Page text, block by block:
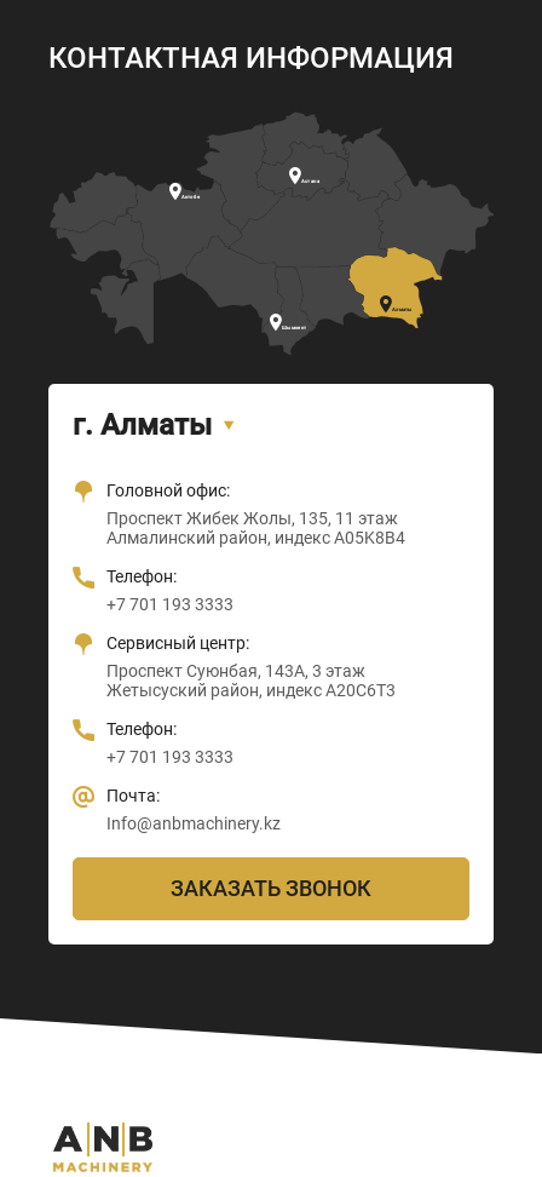
КОНТАКТНАЯ ИНФОРМАЦИЯ
Алматы
Астана
Шымкент
Актобе
г. Алматы
Головной офис:
Проспект Жибек Жолы, 135, 11 этаж
Алмалинский район, индекс A05K8B4
Телефон:
+7 701 193 3333
Сервисный центр:
Проспект Суюнбая, 143А, 3 этаж
Жетысуский район, индекс A20C6T3
Телефон:
+7 701 193 3333
Почта:
Info@anbmachinery.kz
Офис + Шоу-рум:
Астана-Караганда трасса, 3
Алматы район, индекс Z00T3F3
Телефон:
+7 705 121 64 24
Почта:
Info@anbmachinery.kz
Тамерлановское шоссе, 205
Абайский район, индекс 160020
+7 705 121 64 24
Info@anbmachinery.kz
Проспект Санкибай батыра, 22
Индекс D00M4X4
+7 705 121 64 24
Info@anbmachinery.kz
ЗАКАЗАТЬ ЗВОНОК